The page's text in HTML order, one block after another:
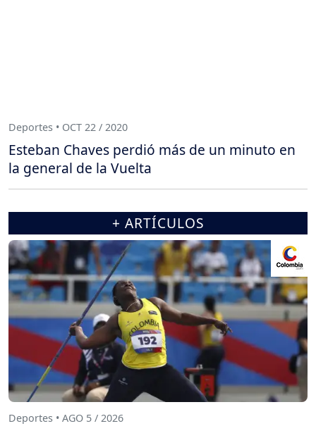
Deportes • OCT 22 / 2020
Esteban Chaves perdió más de un minuto en
la general de la Vuelta
+ ARTÍCULOS
Deportes • AGO 5 / 2026